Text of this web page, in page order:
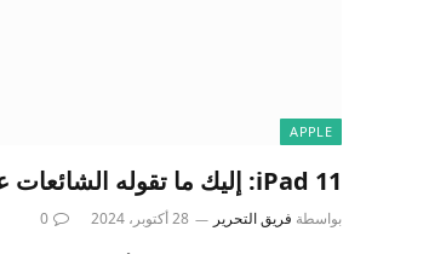
APPLE
iPad 11: إليك ما تقوله الشائعات عن أرخص جهاز iPad من Apple
بواسطة فريق التحرير 28 أكتوبر، 2024 0